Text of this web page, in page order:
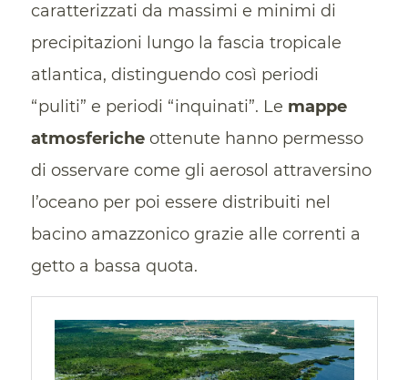
caratterizzati da massimi e minimi di
precipitazioni lungo la fascia tropicale
atlantica, distinguendo così periodi
“puliti” e periodi “inquinati”. Le mappe
atmosfericheottenute hanno permesso
di osservare come gli aerosol attraversino
l’oceano per poi essere distribuiti nel
bacino amazzonico grazie alle correnti a
getto a bassa quota.